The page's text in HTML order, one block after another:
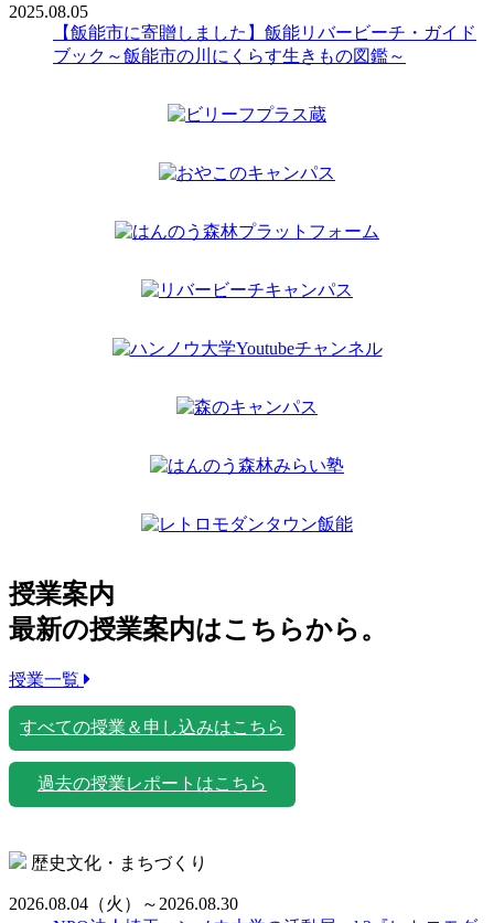
2025.08.05
【飯能市に寄贈しました】飯能リバービーチ・ガイド
ブック～飯能市の川にくらす生きもの図鑑～
授業案内
最新の授業案内はこちらから。
授業一覧
すべての授業＆申し込みはこちら
過去の授業レポートはこちら
歴史文化・まちづくり
2026.08.04 （火）
～2026.08.30